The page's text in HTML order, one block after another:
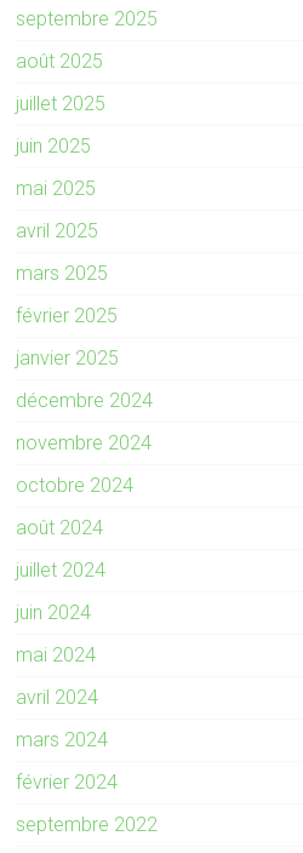
septembre 2025
août 2025
juillet 2025
juin 2025
mai 2025
avril 2025
mars 2025
février 2025
janvier 2025
décembre 2024
novembre 2024
octobre 2024
août 2024
juillet 2024
juin 2024
mai 2024
avril 2024
mars 2024
février 2024
septembre 2022